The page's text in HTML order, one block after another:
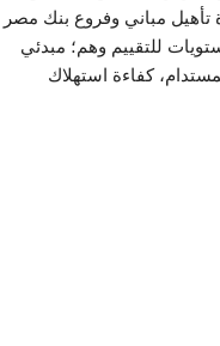
تأھیل مباني وفروع بنك مصر
مباني خضراء مستدامة، هذا وتحتوي شهادة الهرم الأخضر للمباني على 4 مستويات للتقييم وهم؛ مبدئي
كفاءة استهلاك